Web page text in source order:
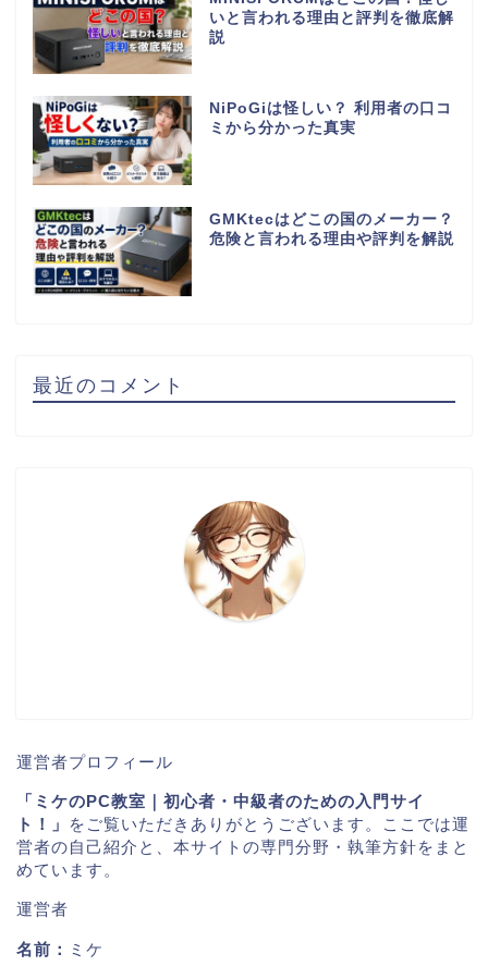
いと言われる理由と評判を徹底解
説
NiPoGiは怪しい？ 利用者の口コ
ミから分かった真実
GMKtecはどこの国のメーカー？
危険と言われる理由や評判を解説
最近のコメント
運営者プロフィール
「ミケのPC教室｜初心者・中級者のための入門サイ
ト！」
をご覧いただきありがとうございます。ここでは運
営者の自己紹介と、本サイトの専門分野・執筆方針をまと
めています。
運営者
名前： ミケ